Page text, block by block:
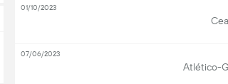
01/10/2023
Atlético-
07/06/2023